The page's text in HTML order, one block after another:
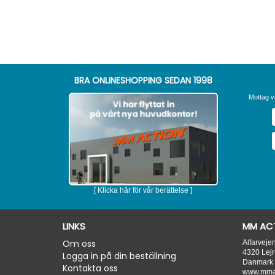
BRA ONLINESHOPPING SEDAN 1998
[ Klicka här för vår berättelse ]
Mottag
LINKS
Om oss
Logga in på din beställning
Kontakta oss
MM
4320
Danmark